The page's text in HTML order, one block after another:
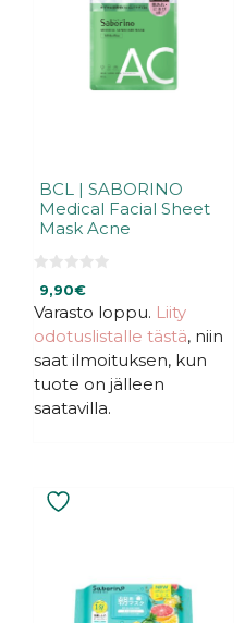
BCL | SABORINO
Medical Facial Sheet
Mask Acne
5
:
s
t
9,90€
Varasto loppu. Liity
odotuslistalle tästä, niin
saat ilmoituksen, kun
tuote on jälleen
saatavilla.